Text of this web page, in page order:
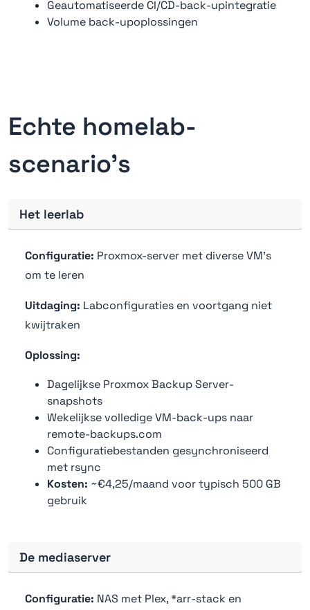
Geautomatiseerde CI/CD-back-upintegratie
Volume back-upoplossingen
Echte homelab-
scenario's
Het leerlab
Configuratie: Proxmox-server met diverse VM's
om te leren
Uitdaging: Labconfiguraties en voortgang niet
kwijtraken
Oplossing:
Dagelijkse Proxmox Backup Server-
snapshots
Wekelijkse volledige VM-back-ups naar
remote-backups.com
Configuratiebestanden gesynchroniseerd
met rsync
Kosten: ~€4,25/maand voor typisch 500 GB
gebruik
De mediaserver
Configuratie: NAS met Plex, *arr-stack en